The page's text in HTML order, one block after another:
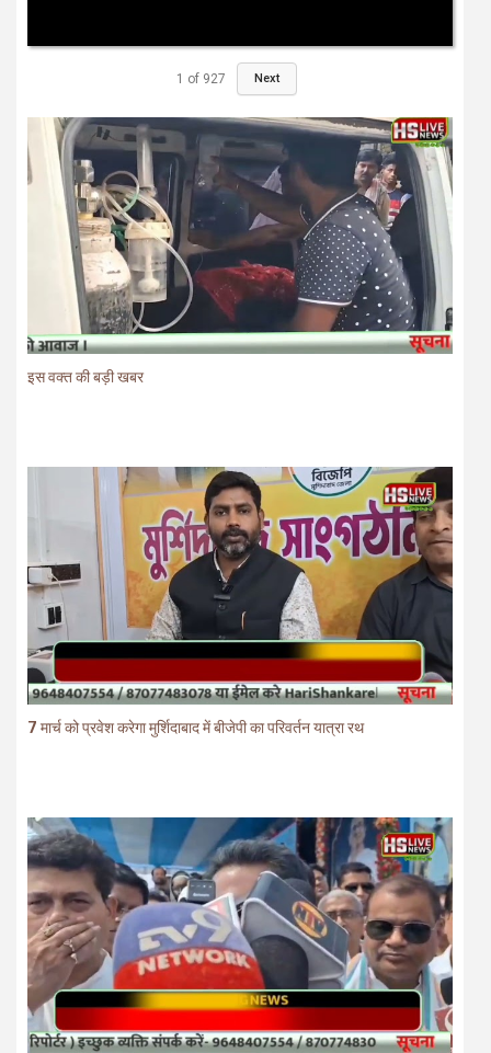
1 of 927 Next
इस वक्त की बड़ी खबर
7 मार्च को प्रवेश करेगा मुर्शिदाबाद में बीजेपी का परिवर्तन यात्रा रथ